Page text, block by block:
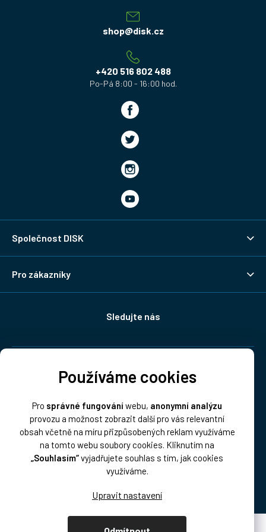
Používáme cookies
Pro správné fungováníwebu, anonymní analýzu
provozu a možnost zobrazit další pro vás relevantní
obsah včetně na míru přizpůsobených reklam využíváme
na tomto webu soubory cookies. Kliknutím na
„Souhlasím“vyjadřujete souhlas s tím, jak cookies
využíváme.
shop@disk.cz
+420 516 802 488
Společnost DISK
Pro zákazníky
Sledujte nás
Platba: